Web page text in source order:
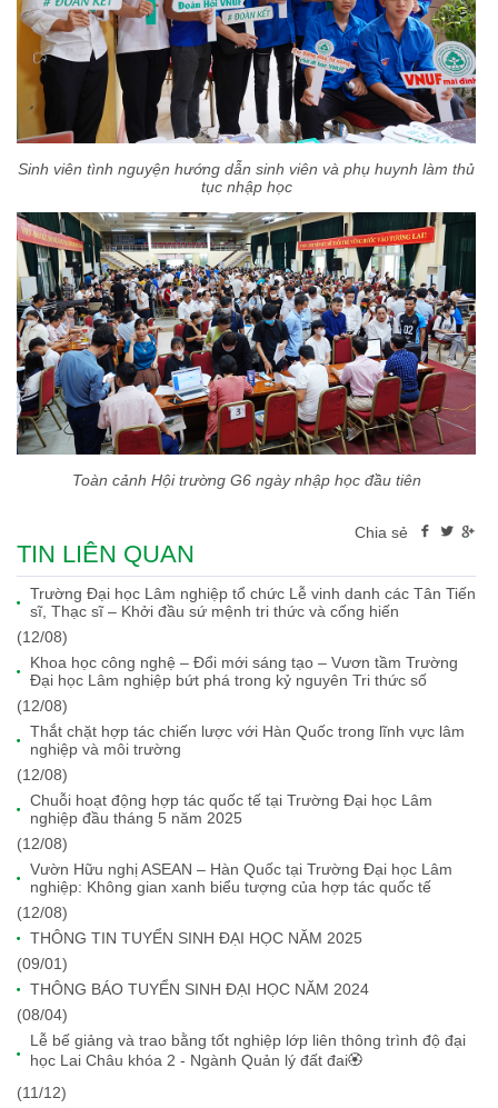
Sinh viên tình nguyện hướng dẫn sinh viên và phụ huynh làm thủ
tục nhập học
Toàn cảnh Hội trường G6 ngày nhập học đầu tiên
Chia sẻ
TIN LIÊN QUAN
Trường Đại học Lâm nghiệp tổ chức Lễ vinh danh các Tân Tiến
sĩ, Thạc sĩ – Khởi đầu sứ mệnh tri thức và cống hiến
(12/08)
Khoa học công nghệ – Đổi mới sáng tạo – Vươn tầm Trường
Đại học Lâm nghiệp bứt phá trong kỷ nguyên Tri thức số
(12/08)
Thắt chặt hợp tác chiến lược với Hàn Quốc trong lĩnh vực lâm
nghiệp và môi trường
(12/08)
Chuỗi hoạt động hợp tác quốc tế tại Trường Đại học Lâm
nghiệp đầu tháng 5 năm 2025
(12/08)
Vườn Hữu nghị ASEAN – Hàn Quốc tại Trường Đại học Lâm
nghiệp: Không gian xanh biểu tượng của hợp tác quốc tế
(12/08)
THÔNG TIN TUYỂN SINH ĐẠI HỌC NĂM 2025
(09/01)
THÔNG BÁO TUYỂN SINH ĐẠI HỌC NĂM 2024
(08/04)
Lễ bế giảng và trao bằng tốt nghiệp lớp liên thông trình độ đại
học Lai Châu khóa 2 - Ngành Quản lý đất đai🏵️
(11/12)